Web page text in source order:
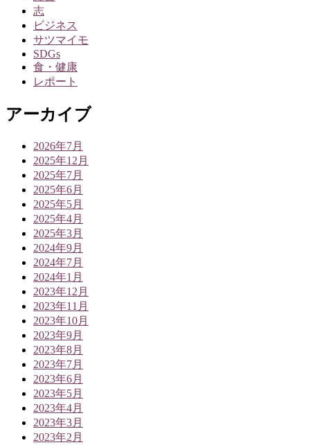
志
ビジネス
サツマイモ
SDGs
食・健康
レポート
アーカイブ
2026年7月
2025年12月
2025年7月
2025年6月
2025年5月
2025年4月
2025年3月
2024年9月
2024年7月
2024年1月
2023年12月
2023年11月
2023年10月
2023年9月
2023年8月
2023年7月
2023年6月
2023年5月
2023年4月
2023年3月
2023年2月